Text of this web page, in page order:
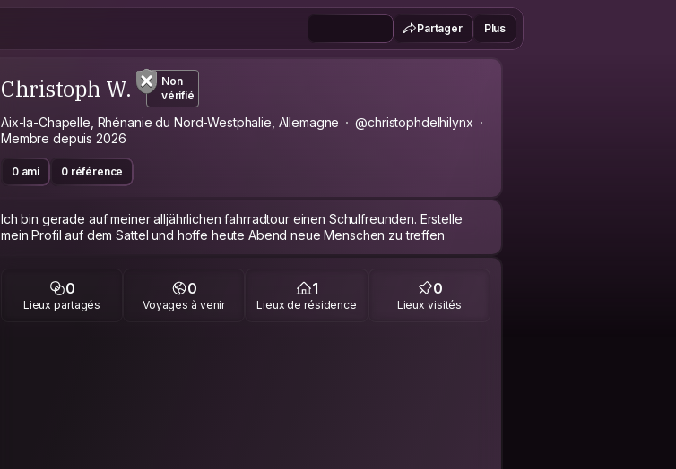
Partager Plus
Christoph W.
Non
vérifié
Aix-la-Chapelle, Rhénanie du Nord-Westphalie, Allemagne
@christophdelhilynx
Membre depuis 2026
0 ami 0 référence
Ich bin gerade auf meiner alljährlichen fahrradtour einen Schulfreunden. Erstelle
mein Profil auf dem Sattel und hoffe heute Abend neue Menschen zu treffen
0
Lieux partagés
0
Voyages à venir
1
Lieux de résidence
0
Lieux visités